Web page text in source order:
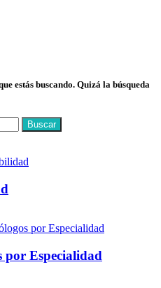
estás buscando. Quizá la búsqueda
por Especialidad